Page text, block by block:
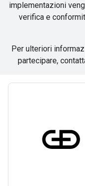
implementazioni
verifica e
Per ulteriori
partecipare,